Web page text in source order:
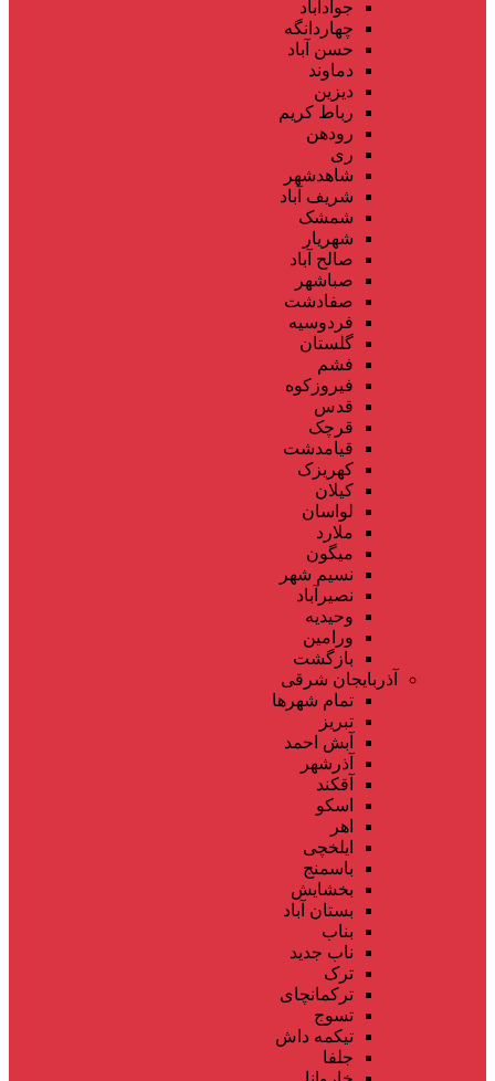
جوادآباد
چهاردانگه
حسن آباد
دماوند
دیزین
رباط کریم
رودهن
ری
شاهدشهر
شریف آباد
شمشک
شهریار
صالح آباد
صباشهر
صفادشت
فردوسیه
گلستان
فشم
فیروزکوه
قدس
قرچک
قیامدشت
کهریزک
کیلان
لواسان
ملارد
میگون
نسیم شهر
نصیرآباد
وحیدیه
ورامین
بازگشت
آذربایجان شرقی
تمام شهر‌ها
تبریز
آبش احمد
آذرشهر
آقکند
اسکو
اهر
ایلخچی
باسمنج
بخشایش
بستان آباد
بناب
ناب جدید
ترک
ترکمانچای
تسوج
تیکمه داش
جلفا